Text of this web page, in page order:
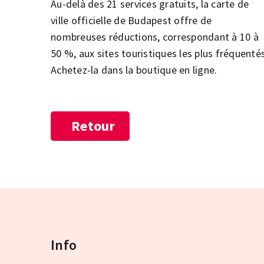
Au-delà des 21 services gratuits, la carte de
ville officielle de Budapest offre de
nombreuses réductions, correspondant à 10 à
50 %, aux sites touristiques les plus
Achetez-la dans la boutique en ligne.
Retour
Info